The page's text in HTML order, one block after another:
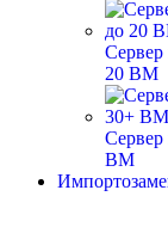
Сервер
20 ВМ
ВМ